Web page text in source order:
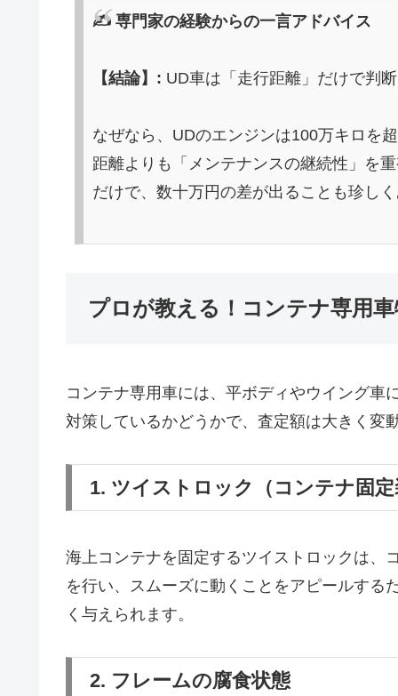
✍️ 専門家の経験からの一言アドバイス
【結論】: UD車は「走行距離」だけで判
なぜなら、UDのエンジンは100万キロを
距離よりも「メンテナンスの継続性」を
だけで、数十万円の差が出ることも珍し
プロが教える！コンテナ専用
コンテナ専用車には、平ボディやウイング車
対策しているかどうかで、査定額は大きく変
1. ツイストロック（コンテナ固
海上コンテナを固定するツイストロックは、
を行い、スムーズに動くことをアピールする
く与えられます。
2. フレームの腐食状態